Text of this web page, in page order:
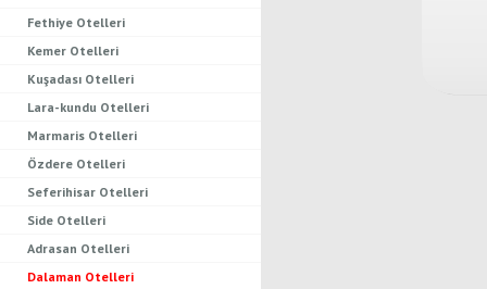
Fethiye Otelleri
Kemer Otelleri
Kuşadası Otelleri
Lara-kundu Otelleri
Marmaris Otelleri
Özdere Otelleri
Seferihisar Otelleri
Side Otelleri
Adrasan Otelleri
Dalaman Otelleri